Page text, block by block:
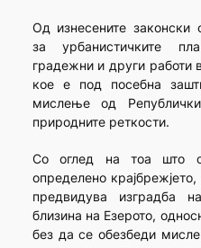
Од изнесените законски
за урбанистичките
градежни и други работи
кое е под посебна
мислење од
природните реткости.
Со оглед на тоа што
определено
предвидува изградба
близина на Езерото,
без да се обезбеди